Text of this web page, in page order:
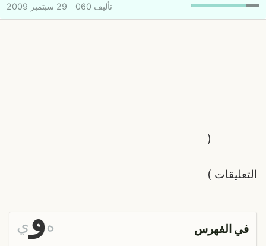
تأليف 060 29 سبتمبر 2009
التعليقات
(
)
في الفهرس هو ي